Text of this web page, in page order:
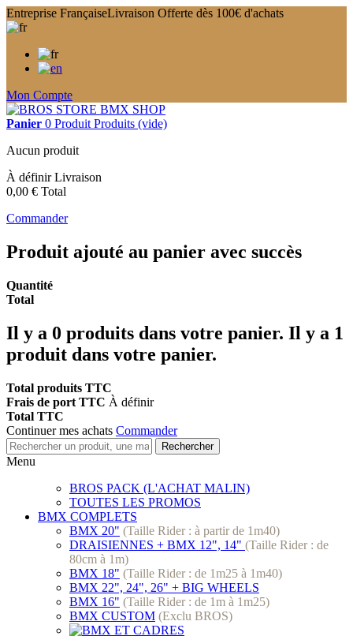
Entreprise FrançaiseLivraison Offerte dès 100€ d'achats
Mon Compte
Panier 0 Produit Produits (vide)
Aucun produit
À définirLivraison
0,00 € Total
Commander
Produit ajouté au panier avec succès
Quantité
Total
Il y a 0 produits dans votre panier. Il y a 1
produit dans votre panier.
Total produits TTC
Frais de port TTC À définir
Total TTC
Continuer mes achats Commander
Rechercher
Menu
BROS PACK (L'ACHAT MALIN)
TOUTES LES PROMOS
BMX COMPLETS
BMX 20" (Taille Rider : à partir de 1m40)
DRAISIENNES + BMX 12", 14" (Taille Rider : de
80cm à 1m)
BMX 18" (Taille Rider : de 1m25 à 1m40)
BMX 22", 24", 26" + BIG WHEELS
BMX 16" (Taille Rider : de 1m à 1m25)
BMX CUSTOM (Exclu BROS)